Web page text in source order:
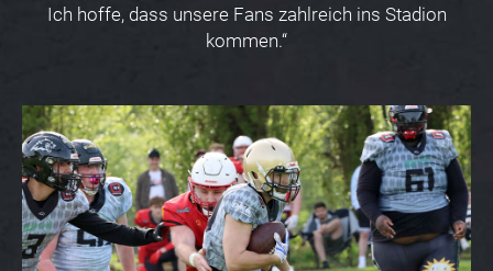
Ich hoffe, dass unsere Fans zahlreich ins Stadion
kommen.“